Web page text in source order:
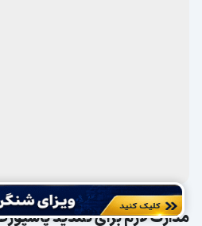
مدارک لازم برای تمدید